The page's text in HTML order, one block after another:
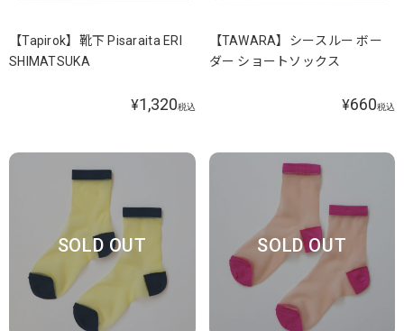
【Tapirok】靴下 Pisaraita ERI
SHIMATSUKA
¥1,320税込
【TAWARA】シースルー ボー
ダー ショートソックス
¥660税込
SOLD OUT SOLD OUT